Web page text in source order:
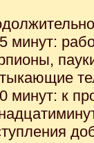
минут:
минут: к